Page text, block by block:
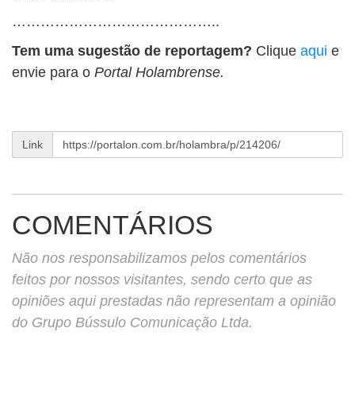
……………………………………..
Tem uma sugestão de reportagem? Clique aqui e
envie para o Portal Holambrense.
Link
COMENTÁRIOS
Não nos responsabilizamos pelos comentários
feitos por nossos visitantes, sendo certo que as
opiniões aqui prestadas não representam a opinião
do Grupo Bússulo Comunicação Ltda.